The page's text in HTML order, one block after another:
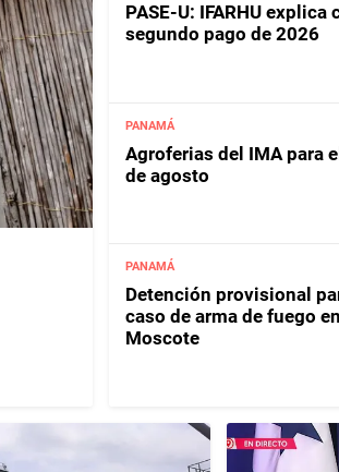
PASE-U: IFARHU
segundo pago de 2026
PANAMÁ
Agroferias del IMA para
de agosto
PANAMÁ
Detención provisional
caso de arma de fuego
Moscote